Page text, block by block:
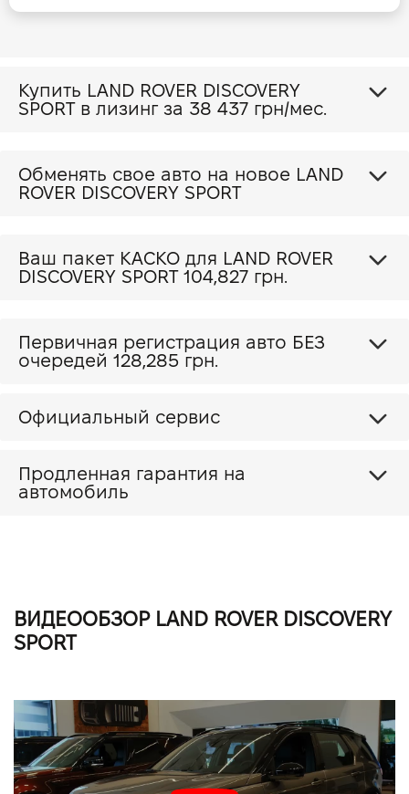
Купить LAND ROVER DISCOVERY
SPORT в лизинг за 38 437 грн/мес.
Обменять свое авто на новое LAND
ROVER DISCOVERY SPORT
Ваш пакет КАСКО для LAND ROVER
DISCOVERY SPORT 104,827 грн.
Первичная регистрация авто БЕЗ
очередей 128,285 грн.
Официальный сервис
Продленная гарантия на
автомобиль
ВИДЕООБЗОР LAND ROVER DISCOVERY
SPORT